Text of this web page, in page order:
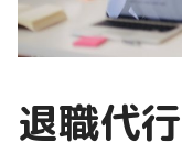
退職代行